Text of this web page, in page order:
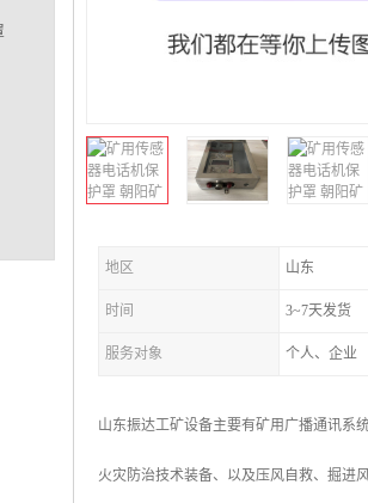
地区 山东
时间 3~7天发货
服务对象 个人、企业
山东振达工矿设备主要有矿用广播通讯系
火灾防治技术装备、以及压风自救、掘进